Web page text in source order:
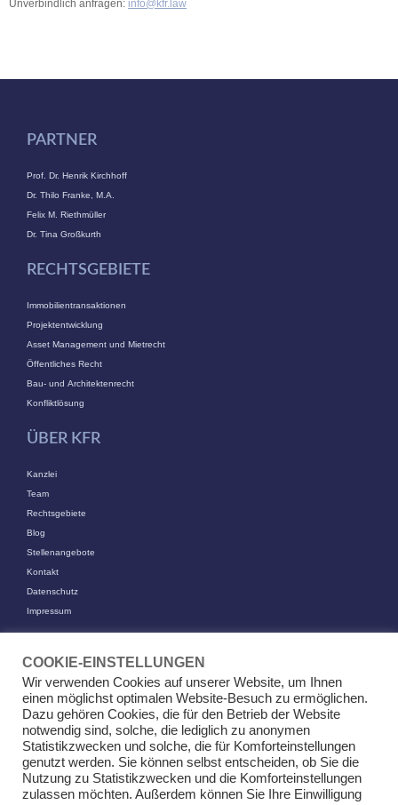
Unverbindlich anfragen: info@kfr.law
PARTNER
Prof. Dr. Henrik Kirchhoff
Dr. Thilo Franke, M.A.
Felix M. Riethmüller
Dr. Tina Großkurth
RECHTSGEBIETE
Immobilientransaktionen
Projektentwicklung
Asset Management und Mietrecht
Öffentliches Recht
Bau- und Architektenrecht
Konfliktlösung
ÜBER KFR
Kanzlei
Team
Rechtsgebiete
Blog
Stellenangebote
Kontakt
Datenschutz
Impressum
KFR Kirchhoff Franke Riethmüller Partnerschaft von Rechtsanwälten
mbB
Am Kaiserkai 69
20457 Hamburg
Tel+49 (0)40 524 77 00 30
Fax +49 (0)40 524 77 00 31
E-Mailinfo@kfr.law
COOKIE-EINSTELLUNGEN
Wir verwenden Cookies auf unserer Website, um Ihnen
einen möglichst optimalen Website-Besuch zu ermöglichen.
Dazu gehören Cookies, die für den Betrieb der Website
notwendig sind, solche, die lediglich zu anonymen
Statistikzwecken und solche, die für Komforteinstellungen
genutzt werden. Sie können selbst entscheiden, ob Sie die
Nutzung zu Statistikzwecken und die Komforteinstellungen
zulassen möchten. Außerdem können Sie Ihre Einwilligung